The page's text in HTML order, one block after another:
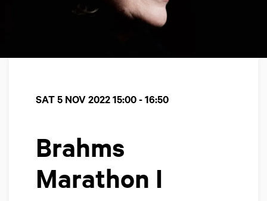
Brahms
Marathon I
SAT 5 NOV 202215:00 - 16:50